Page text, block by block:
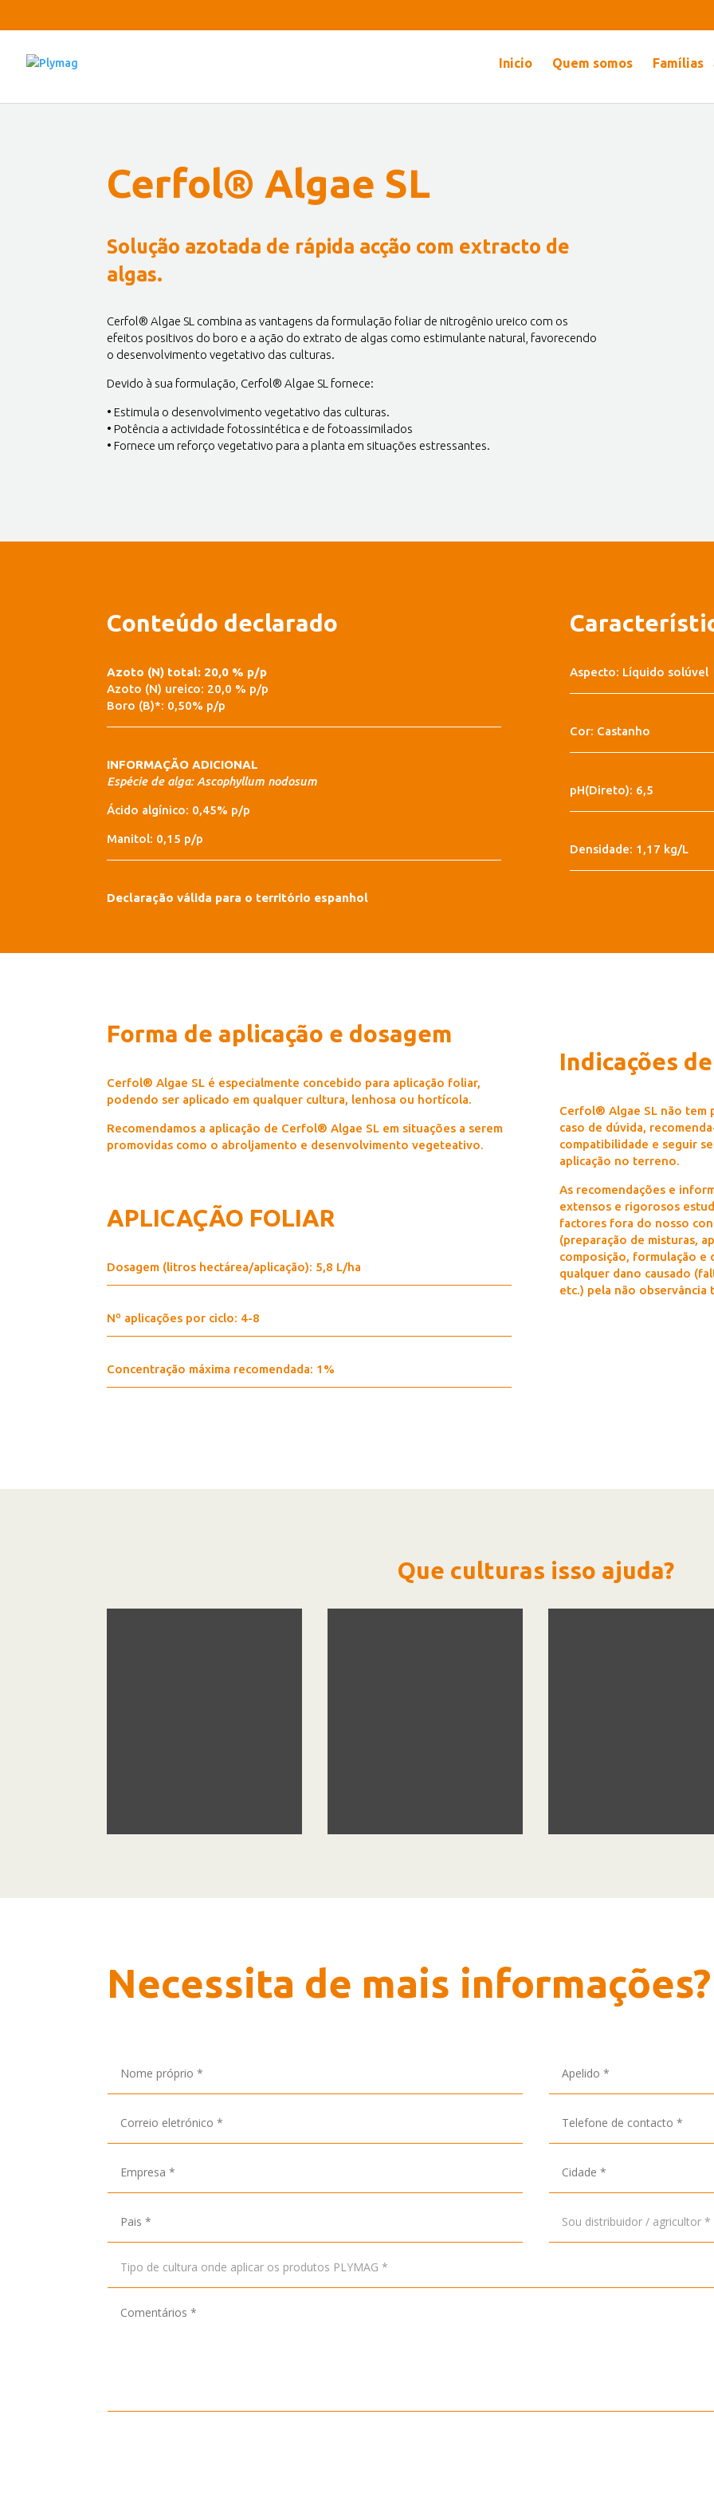
Inicio Quem somos Famílias
Cerfol® Algae SL
Solução azotada de rápida acção com extracto de
algas.
Cerfol® Algae SL combina as vantagens da formulação foliar de nitrogênio ureico com os
efeitos positivos do boro e a ação do extrato de algas como estimulante natural, favorecendo
o desenvolvimento vegetativo das culturas.
Devido à sua formulação, Cerfol® Algae SL fornece:
• Estimula o desenvolvimento vegetativo das culturas.
• Potência a actividade fotossintética e de fotoassimilados
• Fornece um reforço vegetativo para a planta em situações estressantes.
Conteúdo declarado
Azoto (N) total: 20,0 % p/p
Azoto (N) ureico: 20,0 % p/p
Boro (B)*: 0,50% p/p
INFORMAÇÃO ADICIONAL
Espécie de alga: Ascophyllum nodosum
Ácido algínico: 0,45% p/p
Manitol: 0,15 p/p
Declaração válida para o território espanhol
Aspecto: Líquido solúvel
Cor: Castanho
pH(Direto): 6,5
Densidade: 1,17 kg/L
Forma de aplicação e dosagem
Cerfol® Algae SL é especialmente concebido para aplicação foliar,
podendo ser aplicado em qualquer cultura, lenhosa ou hortícola.
Recomendamos a aplicação de Cerfol® Algae SL em situações a serem
promovidas como o abroljamento e desenvolvimento vegeteativo.
APLICAÇÃO FOLIAR
Dosagem (litros hectárea/aplicação): 5,8 L/ha
Nº aplicações por ciclo: 4-8
Concentração máxima recomendada: 1%
Indicações
Cerfol® Algae SL não tem
caso de dúvida,
compatibilidade e seguir
aplicação no terreno.
As recomendações e
extensos e rigorosos
factores fora do nosso
(preparação de misturas,
composição, formulação
qualquer dano causado
etc.) pela não
Que culturas isso ajuda?
Necessita de mais informações?